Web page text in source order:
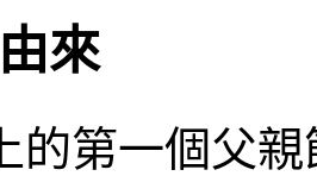
來
第一個父親